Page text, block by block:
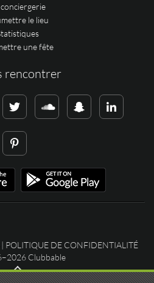
conciergerie
le lieu
une fête
rencontrer
| POLITIQUE DE CONFIDENTIALITÉ
Clubbable